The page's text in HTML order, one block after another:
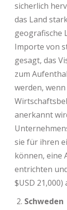
sicherlich
das Land
geografische
Importe von
gesagt, das
zum
werden,
anerkannt
sie für ihren
können, eine
entrichten
$USD
Schweden